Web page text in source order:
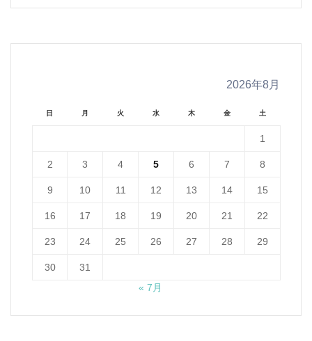
2026年8月
日 月 火 水 木 金 土
1
2 3 4 5 6 7 8
9 10 11 12 13 14 15
16 17 18 19 20 21 22
23 24 25 26 27 28 29
30
31
« 7月